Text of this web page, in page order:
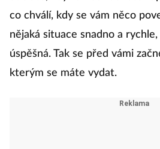
co chválí, kdy se vám něco
nějaká situace snadno a
úspěšná. Tak se před vámi
kterým se máte vydat.